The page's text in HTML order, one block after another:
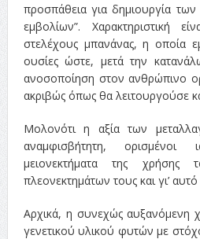
προσπάθεια για δημιουργία
εμβολίων”. Χαρακτηριστική
στελέχους μπανάνας, η οποία
ουσίες ώστε, μετά την
ανοσοποίηση στον ανθρώπινο
ακριβώς όπως θα λειτουργούσε
Μολονότι η αξία των
αναμφισβήτητη, ορισμένοι
μειονεκτήματα της χρήσης
πλεονεκτημάτων τους και γι’ αυτό
Αρχικά, η συνεχώς αυξανόμενη
γενετικού υλικού φυτών με